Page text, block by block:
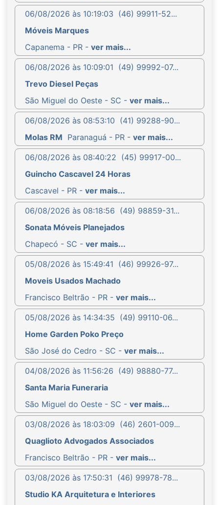
06/08/2026 às 10:19:03 (46) 99911-52...
Móveis Marques
Capanema - PR - ver mais...
06/08/2026 às 10:09:01 (49) 99992-07...
Trevo Diesel Peças
São Miguel do Oeste - SC - ver mais...
06/08/2026 às 08:53:10 (41) 99288-90...
Molas RM Paranaguá - PR - ver mais...
06/08/2026 às 08:40:22 (45) 99917-00...
Guincho Cascavel 24 Horas
Cascavel - PR - ver mais...
06/08/2026 às 08:18:56 (49) 98859-31...
Sonata Móveis Planejados
Chapecó - SC - ver mais...
05/08/2026 às 15:49:41 (46) 99926-97...
Moveis Usados Machado
Francisco Beltrão - PR - ver mais...
05/08/2026 às 14:34:35 (49) 99110-06...
Home Garden Poko Preço
São José do Cedro - SC - ver mais...
04/08/2026 às 11:56:26 (49) 98880-77...
Santa Maria Funeraria
São Miguel do Oeste - SC - ver mais...
03/08/2026 às 18:03:09 (46) 2601-009...
Quaglioto Advogados Associados
Francisco Beltrão - PR - ver mais...
03/08/2026 às 17:50:31 (46) 99978-78...
Studio KA Arquitetura e Interiores